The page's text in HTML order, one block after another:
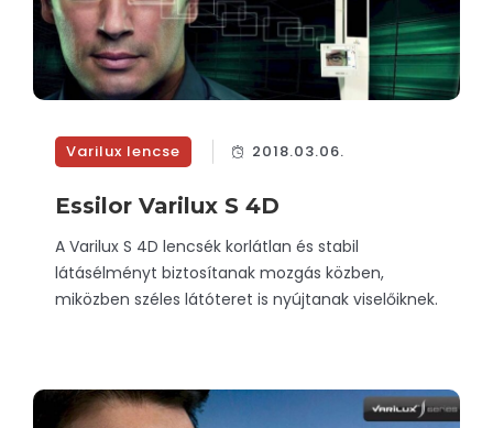
Varilux lencse 2018.03.06.
Essilor Varilux S 4D
A Varilux S 4D lencsék korlátlan és stabil
látásélményt biztosítanak mozgás közben,
miközben széles látóteret is nyújtanak viselőiknek.